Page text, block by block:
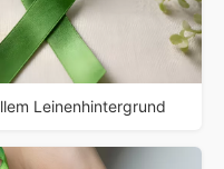
Leinenhintergrund